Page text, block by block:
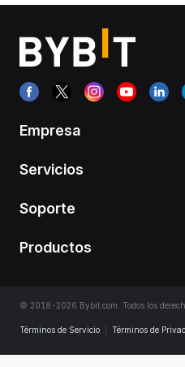
Empresa
Servicios
Soporte
Productos
© 2018-2026 Bybit.com. Todos los
Términos de Servicio Términos de